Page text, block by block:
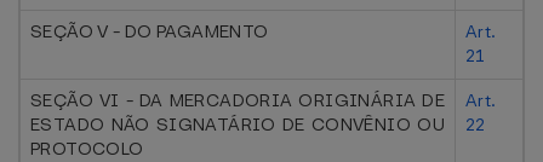
SEÇÃO V - DO PAGAMENTO
Art.
21
SEÇÃO VI - DA MERCADORIA ORIGINÁRIA DE
ESTADO NÃO SIGNATÁRIO DE CONVÊNIO OU
PROTOCOLO
Art.
22